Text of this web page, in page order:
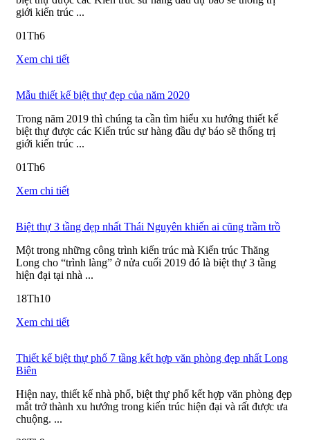
giới kiến trúc ...
01Th6
Xem chi tiết
Mẫu thiết kế biệt thự đẹp của năm 2020
Trong năm 2019 thì chúng ta cần tìm hiểu xu hướng thiết kế
biệt thự được các Kiến trúc sư hàng đầu dự báo sẽ thống trị
giới kiến trúc ...
01Th6
Xem chi tiết
Biệt thự 3 tầng đẹp nhất Thái Nguyên khiến ai cũng trầm trồ
Một trong những công trình kiến trúc mà Kiến trúc Thăng
Long cho “trình làng” ở nửa cuối 2019 đó là biệt thự 3 tầng
hiện đại tại nhà ...
18Th10
Xem chi tiết
Thiết kế biệt thự phố 7 tầng kết hợp văn phòng đẹp nhất Long
Biên
Hiện nay, thiết kế nhà phố, biệt thự phố kết hợp văn phòng đẹp
mắt trở thành xu hướng trong kiến trúc hiện đại và rất được ưa
chuộng. ...